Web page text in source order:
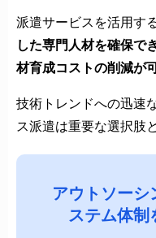
派遣サービスを活用す
した専門人材を確保で
材育成コストの削減が
技術トレンドへの迅速
ス派遣は重要な選択肢
アウトソーシ
ステム体制